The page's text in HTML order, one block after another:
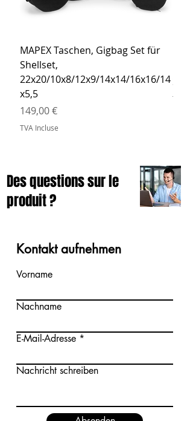
MAPEX Taschen, Gigbag Set für
Shellset,
22x20/10x8/12x9/14x14/16x16/14
x5,5
Prix
149,00 €
TVA Incluse
Prix
TVA
Des questions sur le
produit ?
Kontakt aufnehmen
Vorname
Nachname
E-Mail-Adresse
Nachricht schreiben